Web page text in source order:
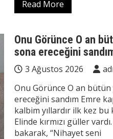
Read More
Onu Görünce O an
sona ereceğini
3 Ağustos 2026
Onu Görünce O an bütün
ereceğini sandım Emre
kalbim yıllardır ilk kez bu
Elinde kırmızı güller
bakarak, “Nihayet seni